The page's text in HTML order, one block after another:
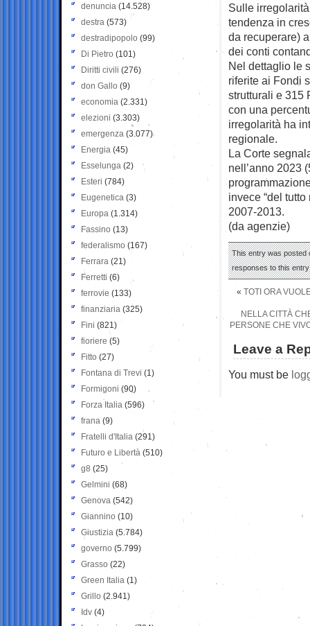
Sulle
tendenza in
da recuperare)
dei conti
Nel dettaglio le
riferite ai Fondi
strutturali e 315
con una
irregolarità ha
regionale.
La Corte
nell’anno 2023
invece “del
2007-2013.
(da agenzie)
This entry was posted
responses to this
« TOTI ORA
NELLA CITTÀ
PERSONE CHE
Leave a
You must be
denuncia (14.528)
destra (573)
destradipopolo (99)
Di Pietro (101)
Diritti civili (276)
don Gallo (9)
economia (2.331)
elezioni (3.303)
emergenza (3.077)
Energia (45)
Esselunga (2)
Esteri (784)
Eugenetica (3)
Europa (1.314)
Fassino (13)
federalismo (167)
Ferrara (21)
Ferretti (6)
ferrovie (133)
finanziaria (325)
Fini (821)
fioriere (5)
Fitto (27)
Fontana di Trevi (1)
Formigoni (90)
Forza Italia (596)
frana (9)
Fratelli d'Italia (291)
Futuro e Libertà (510)
g8 (25)
Gelmini (68)
Genova (542)
Giannino (10)
Giustizia (5.784)
governo (5.799)
Grasso (22)
Green Italia (1)
Grillo (2.941)
Idv (4)